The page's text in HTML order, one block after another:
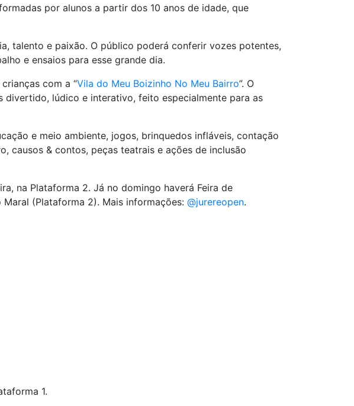
por alunos a partir dos 10 anos de idade, que
talento e paixão. O público poderá conferir vozes potentes,
e ensaios para esse grande dia.
com a “Vila do Meu Boizinho No Meu Bairro”. O
lúdico e interativo, feito especialmente para as
e meio ambiente, jogos, brinquedos infláveis, contação
causos & contos, peças teatrais e ações de inclusão
na Plataforma 2. Já no domingo haverá Feira de
(Plataforma 2). Mais informações: @jurereopen.
1.